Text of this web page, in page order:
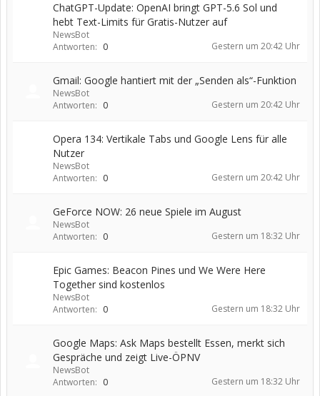
ChatGPT-Update: OpenAI bringt GPT-5.6 Sol und
hebt Text-Limits für Gratis-Nutzer auf
NewsBot
Antworten: 0 Gestern um 20:42 Uhr
Gmail: Google hantiert mit der „Senden als“-Funktion
NewsBot
Antworten: 0 Gestern um 20:42 Uhr
Opera 134: Vertikale Tabs und Google Lens für alle
Nutzer
NewsBot
Antworten: 0 Gestern um 20:42 Uhr
GeForce NOW: 26 neue Spiele im August
NewsBot
Antworten: 0 Gestern um 18:32 Uhr
Epic Games: Beacon Pines und We Were Here
Together sind kostenlos
NewsBot
Antworten: 0 Gestern um 18:32 Uhr
Google Maps: Ask Maps bestellt Essen, merkt sich
Gespräche und zeigt Live-ÖPNV
NewsBot
Antworten: 0 Gestern um 18:32 Uhr